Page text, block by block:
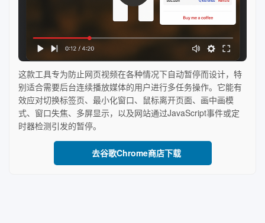
这款工具专为防止网页视频在各种情况下自动暂停而设计，特
别适合需要后台连续播放媒体的用户进行多任务操作。它能有
效应对切换标签页、最小化窗口、鼠标离开页面、画中画模
式、窗口失焦、多屏显示，以及网站通过JavaScript事件或定
时器检测引发的暂停。
去谷歌Chrome商店下载